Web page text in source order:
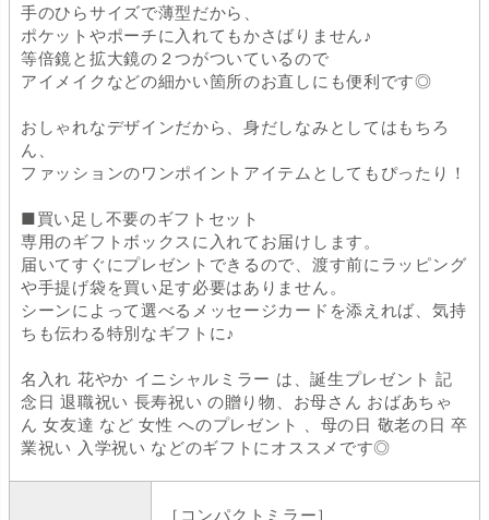
手のひらサイズで薄型だから、
ポケットやポーチに入れてもかさばりません♪
等倍鏡と拡大鏡の２つがついているので
アイメイクなどの細かい箇所のお直しにも便利です◎
おしゃれなデザインだから、身だしなみとしてはもちろ
ん、
ファッションのワンポイントアイテムとしてもぴったり！
■買い足し不要のギフトセット
専用のギフトボックスに入れてお届けします。
届いてすぐにプレゼントできるので、渡す前にラッピング
や手提げ袋を買い足す必要はありません。
シーンによって選べるメッセージカードを添えれば、気持
ちも伝わる特別なギフトに♪
名入れ 花やか イニシャルミラー は、誕生プレゼント 記
念日 退職祝い 長寿祝い の贈り物、お母さん おばあちゃ
ん 女友達 など 女性 へのプレゼント 、母の日 敬老の日 卒
業祝い 入学祝い などのギフトにオススメです◎
［コンパクトミラー］